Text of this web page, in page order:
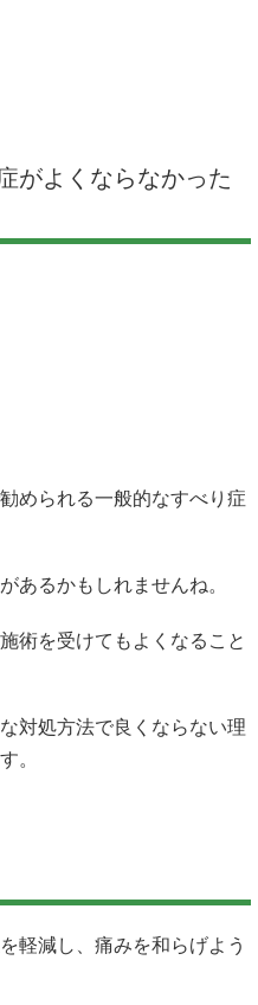
がよくならなかった
められる一般的なすべり症
あるかもしれませんね。
術を受けてもよくなること
対処方法で良くならない理
。
軽減し、痛みを和らげよう